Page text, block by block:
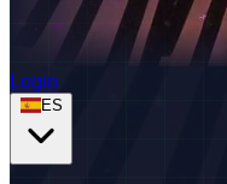
Login
ES